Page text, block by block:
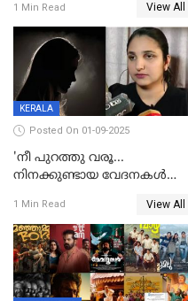
1 Min Read View All
KERALA
Posted On 01-09-2025
'നീ പുറത്തു വരൂ...
നിനക്കുണ്ടായ വേദനകള്‍
'കരയേണ്ടതും ഒറ്റപ്പെടേണ്ടതും
വേട്ടക്കാരനാണ്, വേദനകള്‍
സധൈര്യം പറയു;
പെണ്‍കുട്ടിയോട് റിനി ആര്‍
ജോര്‍ജ്
1 Min Read View All